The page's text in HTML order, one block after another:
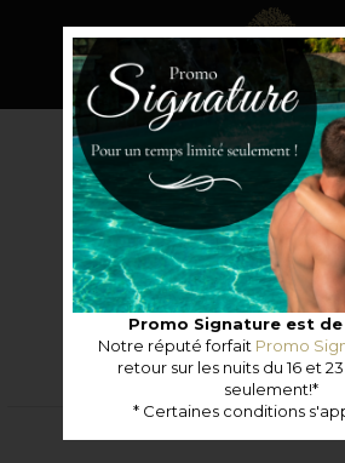
Promo Signature est
Notre réputé forfait Promo
retour sur les nuits du 16 et
seulement!*
* Certaines conditions
Ce forfait n'est plus
CONSULTER LES FORFAITS DE